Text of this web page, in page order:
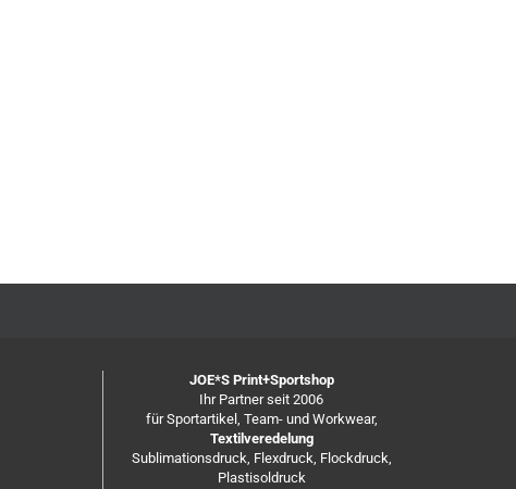
JOE*S Print+Sportshop
Ihr Partner seit 2006
für Sportartikel, Team- und Workwear,
Textilveredelung
Sublimationsdruck, Flexdruck, Flockdruck,
Plastisoldruck